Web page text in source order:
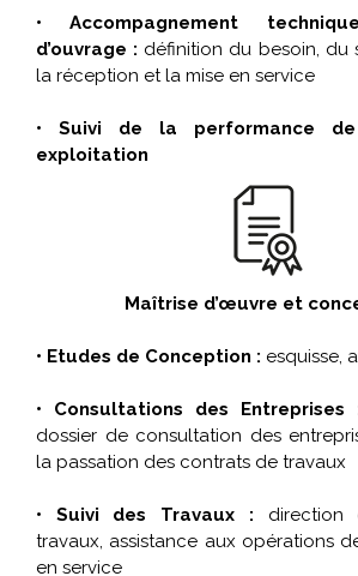
• Accompagnement
d’ouvrage : définition du besoin, du
la réception et la mise en service
• Suivi de la performance
exploitation
Maîtrise d’œuvre et
• Etudes de Conception : esquisse,
• Consultations des Entreprises
dossier de consultation des
la passation des contrats de travaux
• Suivi des Travaux : direction
travaux, assistance aux opérations
en service